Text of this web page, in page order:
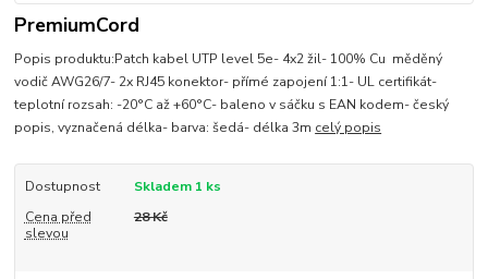
PremiumCord
Popis produktu:Patch kabel UTP level 5e- 4x2 žil- 100% Cu měděný
vodič AWG26/7- 2x RJ45 konektor- přímé zapojení 1:1- UL certifikát-
teplotní rozsah: -20°C až +60°C- baleno v sáčku s EAN kodem- český
popis, vyznačená délka- barva: šedá- délka 3m celý popis
Dostupnost
Skladem 1 ks
Cena před
slevou
28 Kč